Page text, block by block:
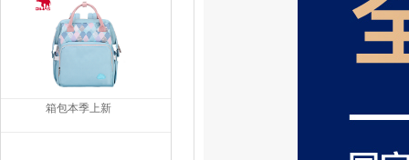
箱包本季上新